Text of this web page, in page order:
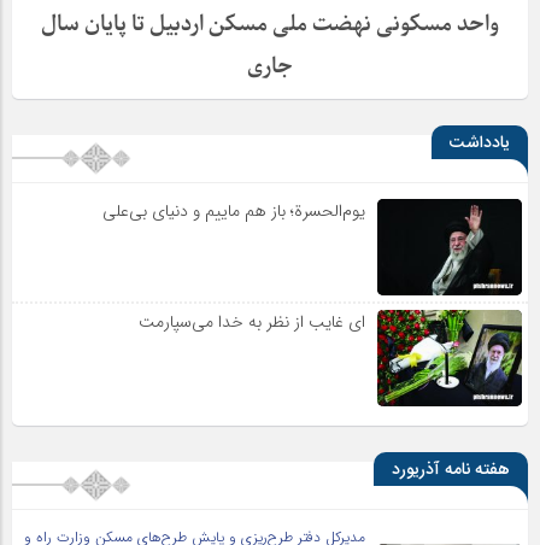
واحد مسکونی نهضت ملی مسکن اردبیل تا پایان سال
جاری
یادداشت
یوم‌الحسرة؛ باز هم ماییم و دنیای بی‌علی
ای غایب از نظر به خدا می‌سپارمت
هفته نامه آذریورد
مدیرکل دفتر طرح‌ریزی و پایش طرح‌های مسکن وزارت راه و